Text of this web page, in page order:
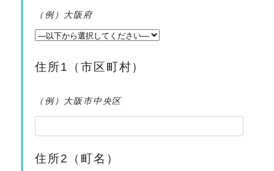
（例）大阪府
住所1（市区町村）
（例）大阪市中央区
住所2（町名）